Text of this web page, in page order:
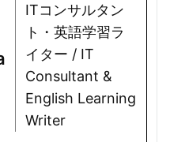
ITコンサルタン
ト・英語学習ラ
イター / IT
Consultant &
English Learning
Writer